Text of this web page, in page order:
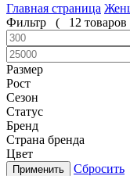
Главная страница
Фильтр
( 12 товаров
Размер
Рост
Сезон
Статус
Бренд
Страна бренда
Цвет
Сбросить